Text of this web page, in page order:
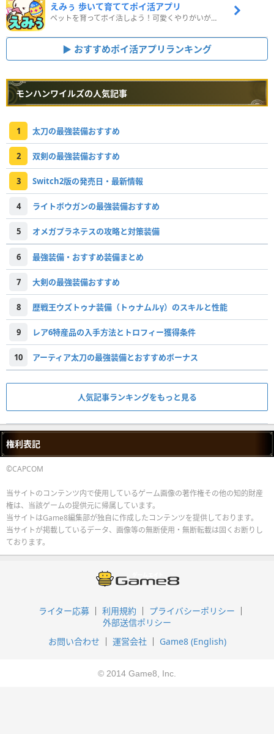
えみぅ 歩いて育ててポイ活アプリ
ペットを育ってポイ活しよう！可愛くやりがいがある新感覚アプリ
おすすめポイ活アプリランキング
モンハンワイルズの人気記事
1 太刀の最強装備おすすめ
2 双剣の最強装備おすすめ
3 Switch2版の発売日・最新情報
4 ライトボウガンの最強装備おすすめ
5 オメガプラネテスの攻略と対策装備
6 最強装備・おすすめ装備まとめ
7 大剣の最強装備おすすめ
8 歴戦王ウズトゥナ装備（トゥナムルγ）のスキルと性能
9 レア6特産品の入手方法とトロフィー獲得条件
10 アーティア太刀の最強装備とおすすめボーナス
人気記事ランキングをもっと見る
権利表記
©CAPCOM
当サイトのコンテンツ内で使用しているゲーム画像の著作権その他の知的財産
権は、当該ゲームの提供元に帰属しています。
当サイトはGame8編集部が独自に作成したコンテンツを提供しております。
当サイトが掲載しているデータ、画像等の無断使用・無断転載は固くお断りし
ております。
ライター応募 利用規約
プライバシーポリシー
外部送信ポリシー
お問い合わせ
運営会社 Game8 (English)
© 2014 Game8, Inc.